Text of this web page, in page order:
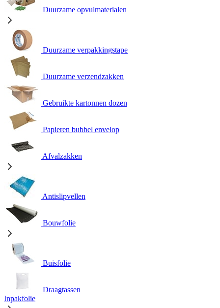
Duurzame opvulmaterialen
Duurzame verpakkingstape
Duurzame verzendzakken
Gebruikte kartonnen dozen
Papieren bubbel envelop
Afvalzakken
Antislipvellen
Bouwfolie
Buisfolie
Draagtassen
Inpakfolie